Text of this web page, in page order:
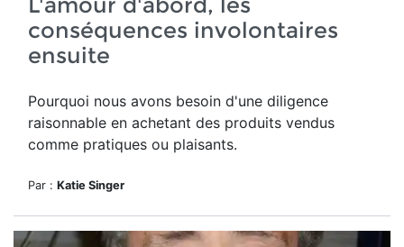
conséquences involontaires
ensuite
Pourquoi nous avons besoin d'une diligence
raisonnable en achetant des produits vendus
comme pratiques ou plaisants.
Par : Katie Singer